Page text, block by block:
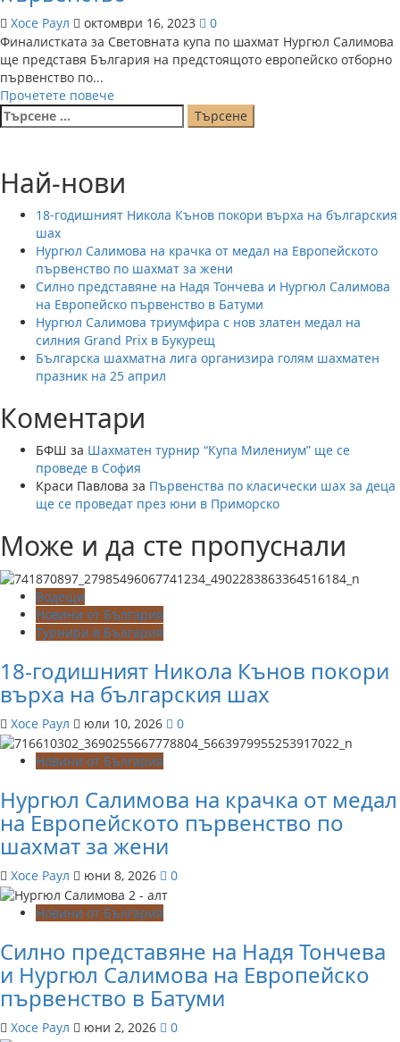
Хосе Раул октомври 16, 2023
0
Финалистката за Световната купа по шахмат Нургюл Салимова
ще представя България на предстоящото европейско отборно
първенство по...
Прочетете повече
more
about
ще
за
на
европейското
първенство
Търсене
за:
Най-нови
18-годишният Никола Кънов покори върха на българския
шах
Нургюл Салимова на крачка от медал на Европейското
първенство по шахмат за жени
Силно представяне на Надя Тончева и Нургюл Салимова
на Европейско първенство в Батуми
Нургюл Салимова триумфира с нов златен медал на
силния Grand Prix в Букурещ
Българска шахматна лига организира голям шахматен
празник на 25 април
Коментари
БФШ за Шахматен турнир “Купа Милениум” ще се
проведе в София
Краси Павлова за Първенства по класически шах за деца
ще се проведат през юни в Приморско
Може и да сте пропуснали
Водещи
Новини от България
Турнири в България
18-годишният Никола Кънов покори
върха на българския шах
Хосе Раул юли 10, 2026 0
Новини от България
Нургюл Салимова на крачка от медал
на Европейското първенство по
шахмат за жени
Хосе Раул юни 8, 2026 0
Новини от България
Силно представяне на Надя Тончева
и Нургюл Салимова на Европейско
първенство в Батуми
Хосе Раул юни 2, 2026 0